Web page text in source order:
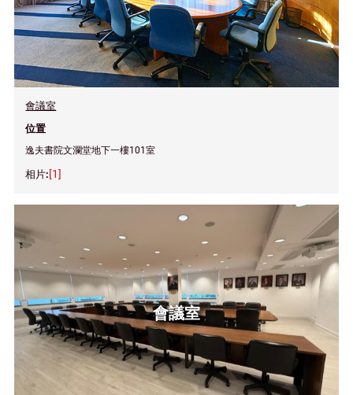
會議室
位置
逸夫書院文瀾堂地下一樓101室
[1]
會議室